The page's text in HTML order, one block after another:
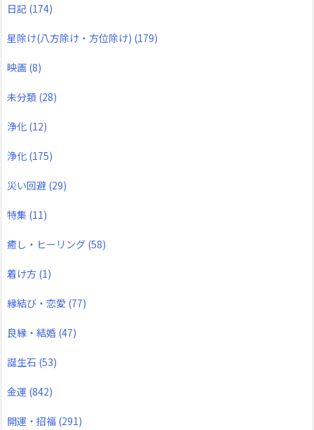
日記 (174)
星除け(八方除け・方位除け) (179)
映画 (8)
未分類 (28)
浄化 (12)
浄化 (175)
災い回避 (29)
特集 (11)
癒し・ヒーリング (58)
着け方 (1)
縁結び・恋愛 (77)
良縁・結婚 (47)
誕生石 (53)
金運 (842)
開運・招福 (291)